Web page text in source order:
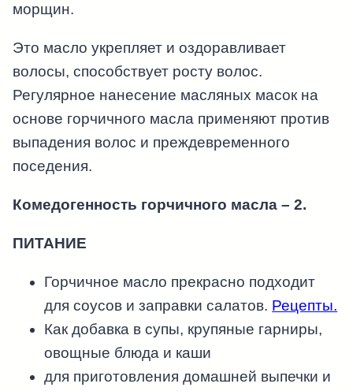
морщин.
Это масло укрепляет и оздоравливает
волосы, способствует росту волос.
Регулярное нанесение масляных масок на
основе горчичного масла применяют против
выпадения волос и преждевременного
поседения.
Комедогенность горчичного масла – 2.
ПИТАНИЕ
Горчичное масло прекрасно подходит
для соусов и заправки салатов. Рецепты.
Как добавка в супы, крупяные гарниры,
овощные блюда и каши
для приготовления домашней выпечки и